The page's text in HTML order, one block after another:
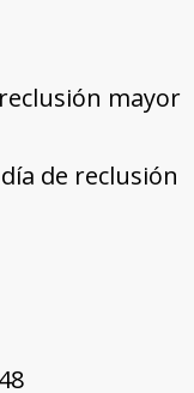
mayor
de reclusión